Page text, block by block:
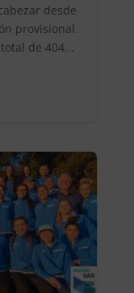
desde
provisional.
de 404...